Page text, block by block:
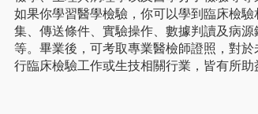
如果你學習醫學檢驗，你可以學到臨床檢
集、傳送條件、實驗操作、數據判讀及病
等。畢業後，可考取專業醫檢師證照，對
行臨床檢驗工作或生技相關行業，皆有所助